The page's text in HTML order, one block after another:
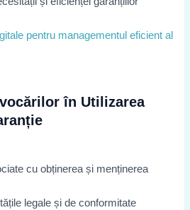
pentru managementul eficient al
în Utilizarea
cu obținerea și menținerea
legale și de conformitate